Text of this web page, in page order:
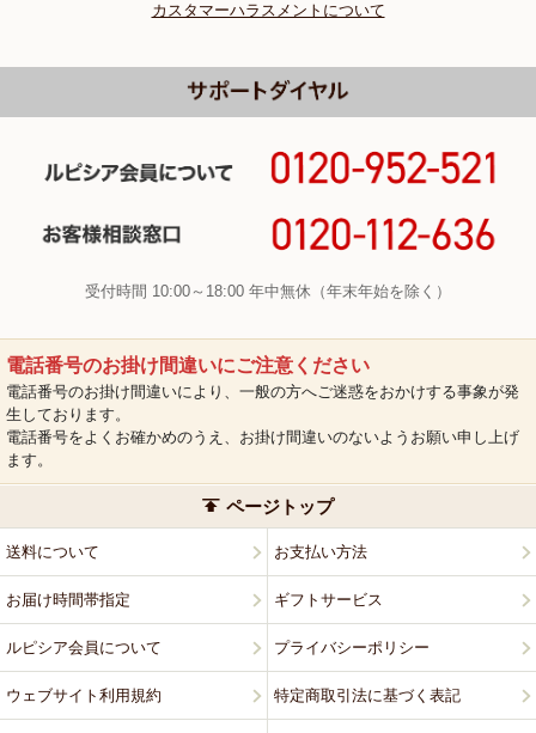
カスタマーハラスメントについて
受付時間 10:00～18:00 年中無休（年末年始を除く）
電話番号のお掛け間違いにご注意ください
電話番号のお掛け間違いにより、一般の方へご迷惑をおかけする事象が発
生しております。
電話番号をよくお確かめのうえ、お掛け間違いのないようお願い申し上げ
ます。
ページトップ
送料について お支払い方法
お届け時間帯指定 ギフトサービス
ルピシア会員について プライバシーポリシー
ウェブサイト利用規約 特定商取引法に基づく表記